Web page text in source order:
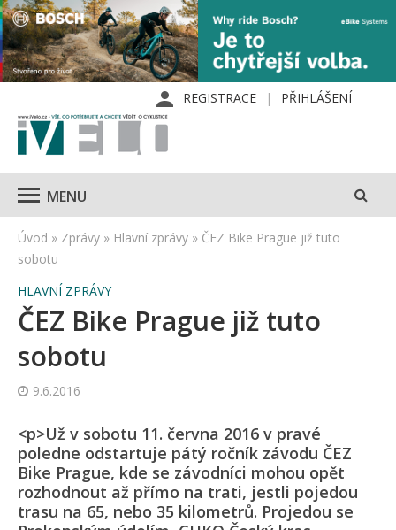
REGISTRACE PŘIHLÁŠENÍ
MENU
Úvod » Zprávy » Hlavní zprávy » ČEZ Bike Prague již tuto
sobotu
HLAVNÍ ZPRÁVY
ČEZ Bike Prague již tuto
sobotu
9.6.2016
<p>Už v sobotu 11. června 2016 v pravé
poledne odstartuje pátý ročník závodu ČEZ
Bike Prague, kde se závodníci mohou opět
rozhodnout až přímo na trati, jestli pojedou
trasu na 65, nebo 35 kilometrů. Projedou se